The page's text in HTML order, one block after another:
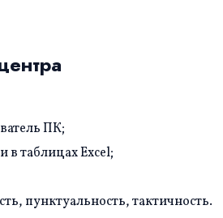
ПК;
в таблицах Excel;
пунктуальность, тактичность.